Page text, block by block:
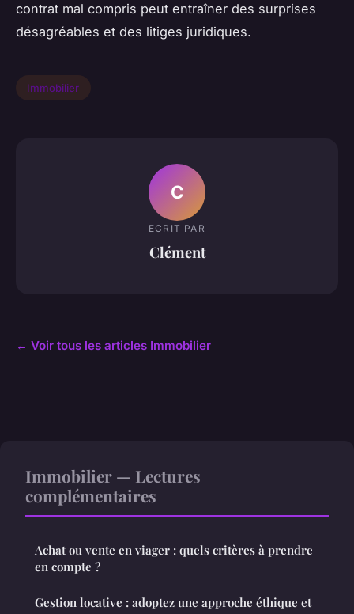
contrat mal compris peut entraîner des surprises
désagréables et des litiges juridiques.
Immobilier
C
ECRIT PAR
Clément
← Voir tous les articles Immobilier
Immobilier — Lectures
complémentaires
Achat ou vente en viager : quels critères à prendre
en compte ?
Gestion locative : adoptez une approche éthique et